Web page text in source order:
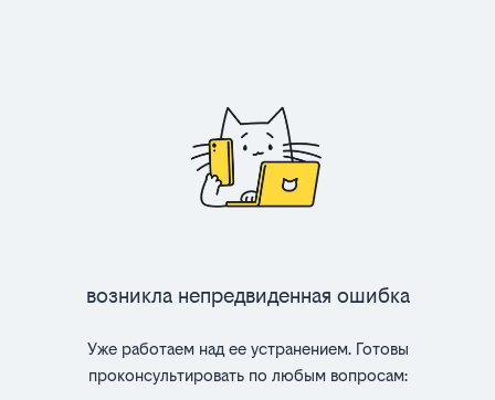
Возникла непредвиденная ошибка
Уже работаем над ее устранением. Готовы
проконсультировать по любым вопросам: